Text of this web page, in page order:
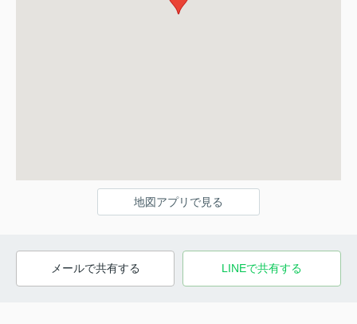
地図アプリで見る
メールで共有する LINEで共有する